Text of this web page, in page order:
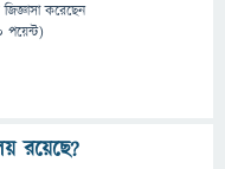
জিজ্ঞাসাকরেছেন
পয়েন্ট)
রয়েছে?